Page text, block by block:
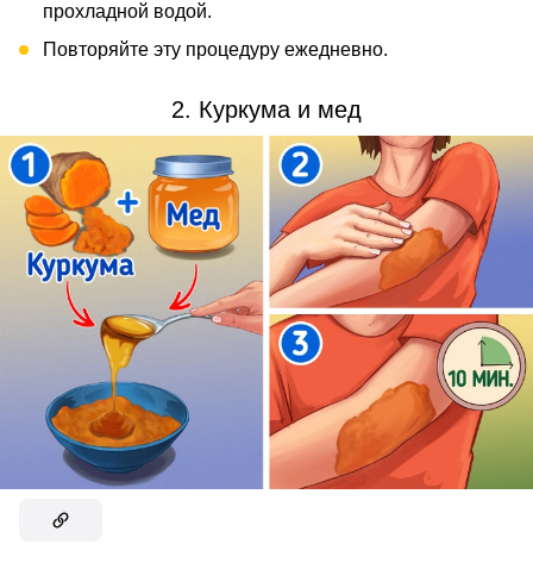
прохладной водой.
Повторяйте эту процедуру ежедневно.
2. Куркума и мед